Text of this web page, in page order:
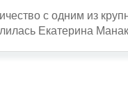
с одним из
Екатерина